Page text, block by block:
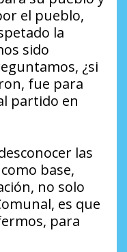
el pueblo,
la
sido
¿si
fue para
partido en
las
base,
no solo
es que
para